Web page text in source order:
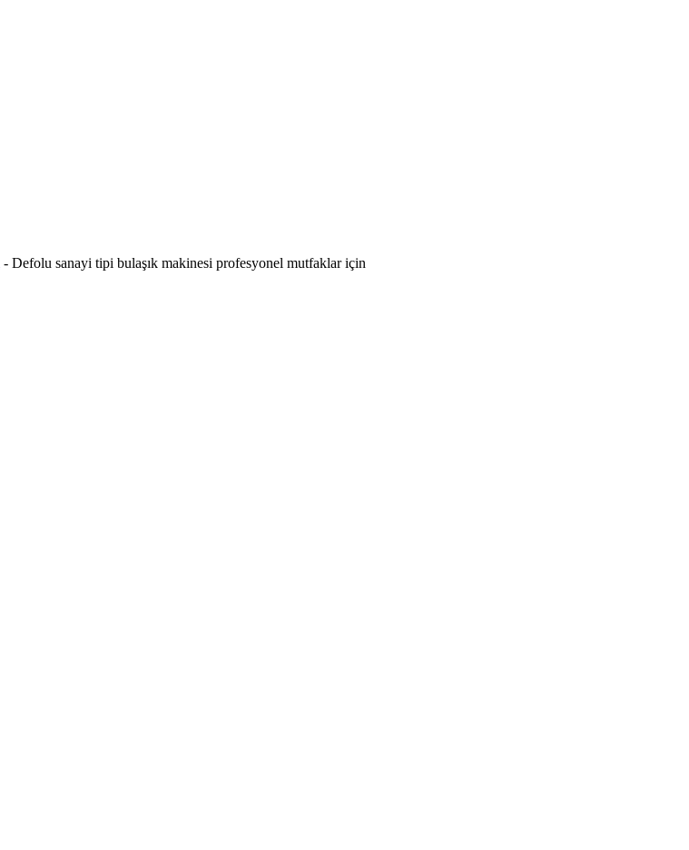
- Defolu sanayi tipi bulaşık makinesi profesyonel mutfaklar için